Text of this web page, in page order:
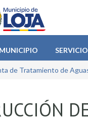
MUNICIPIO
de Tratamiento de